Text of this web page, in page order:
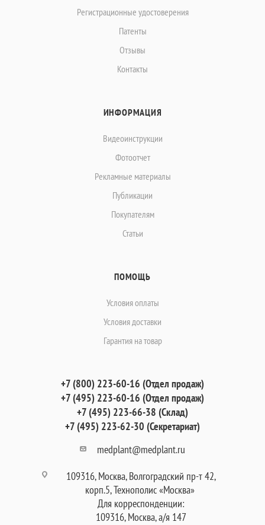
Регистрационные удостоверения
Патенты
Отзывы
Контакты
ИНФОРМАЦИЯ
Видеоинструкции
Фотоотчет
Рекламные материалы
Публикации
Покупателям
Статьи
ПОМОЩЬ
Условия оплаты
Условия доставки
Гарантия на товар
+7 (800) 223-60-16 (Отдел продаж)
+7 (495) 223-60-16 (Отдел продаж)
+7 (495) 223-66-38 (Склад)
+7 (495) 223-62-30 (Секретариат)
medplant@medplant.ru
109316, Москва, Волгоградский пр-т 42,
корп.5, Технополис «Москва»
Для корреспонденции:
109316, Москва, а/я 147